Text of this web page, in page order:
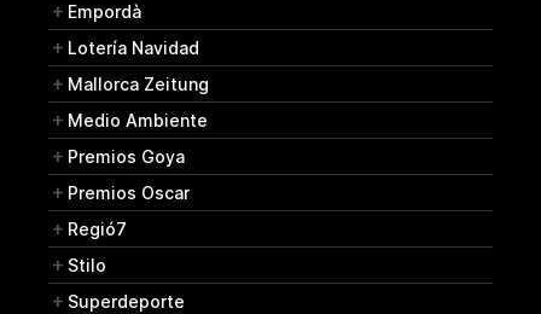
Empordà
Lotería Navidad
Mallorca Zeitung
Medio Ambiente
Premios Goya
Premios Oscar
Regió7
Stilo
Superdeporte